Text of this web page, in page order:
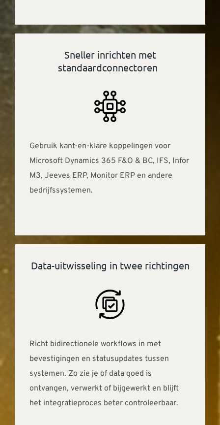
Sneller inrichten met
standaardconnectoren
Gebruik kant-en-klare koppelingen voor
Microsoft Dynamics 365 F&O & BC, IFS, Infor
M3, Jeeves ERP, Monitor ERP en andere
bedrijfssystemen.
Data-uitwisseling in twee richtingen
Richt bidirectionele workflows in met
bevestigingen en statusupdates tussen
systemen. Zo zie je of data goed is
ontvangen, verwerkt of bijgewerkt en blijft
het integratieproces beter controleerbaar.